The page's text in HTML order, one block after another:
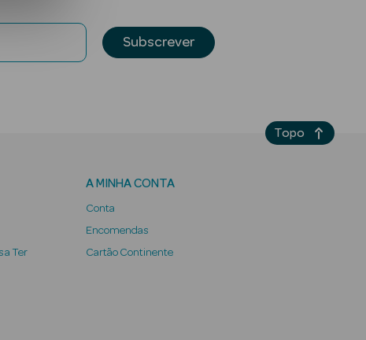
Subscrever
a Ter
A MINHA CONTA
Conta
Encomendas
Cartão Continente
Topo